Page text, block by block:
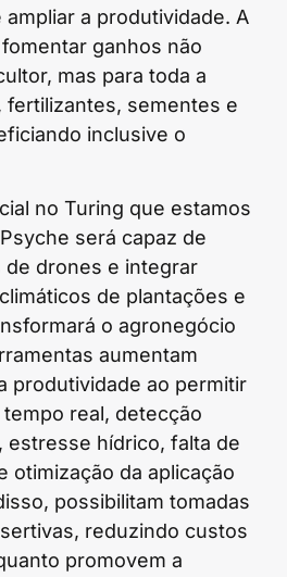
a produtividade. A
ganhos não
mas para toda a
fertilizantes, sementes e
inclusive o
no Turing que estamos
será capaz de
drones e integrar
de plantações e
o agronegócio
aumentam
produtividade ao permitir
real, detecção
estresse hídrico, falta de
otimização da aplicação
possibilitam tomadas
reduzindo custos
promovem a